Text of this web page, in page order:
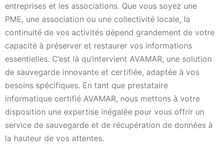
entreprises et les associations. Que vous soyez une
PME, une association ou une collectivité locale, la
continuité de vos activités dépend grandement de votre
capacité à préserver et restaurer vos informations
essentielles. C’est là qu’intervient AVAMAR, une solution
de sauvegarde innovante et certifiée, adaptée à vos
besoins spécifiques. En tant que prestataire
informatique certifié AVAMAR, nous mettons à votre
disposition une expertise inégalée pour vous offrir un
service de sauvegarde et de récupération de données à
la hauteur de vos attentes.